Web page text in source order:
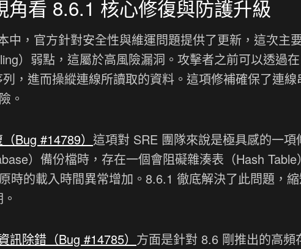
角看 8.6.1 核心修復與防護升級
中，官方針對安全性與維運問題提供了更新，這次主
）弱點，這屬於高風險漏洞。攻擊者之前可以透過
，進而操縱連線所讀取的資料。這項修補確保了連
。
Bug #14789） 這項對 SRE 團隊來說是極具感的一
）備份檔時，存在一個會阻礙雜湊表（Hash Table
時的載入時間異常增加。8.6.1 徹底解決了此問題，
訊除錯（Bug #14785） 方面是針對 8.6 剛推出的高頻